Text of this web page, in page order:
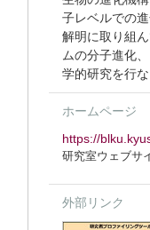
子レベルでの
解明に取り組
ムの分子進化
学的研究を行な
ホームページ
https://
研究室ウェブサ
外部リンク